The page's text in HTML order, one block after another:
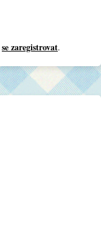
se zaregistrovat.